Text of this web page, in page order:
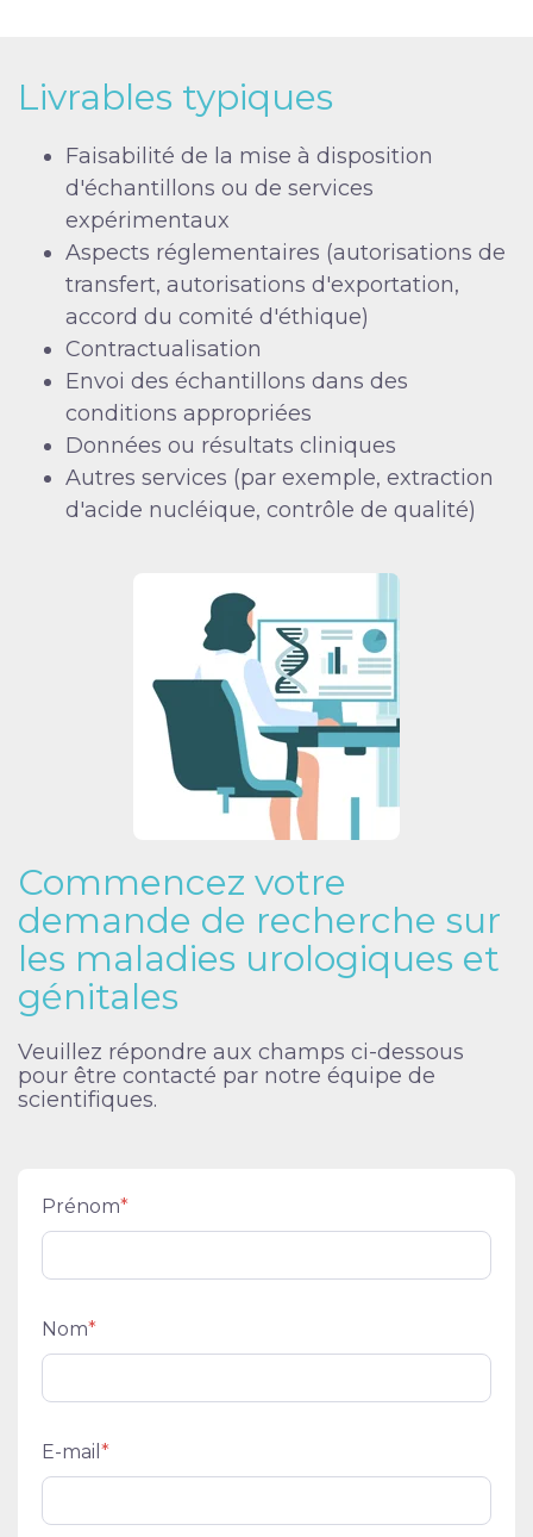
Livrables typiques
Faisabilité de la mise à disposition
d'échantillons ou de services
expérimentaux
Aspects réglementaires (autorisations de
transfert, autorisations d'exportation,
accord du comité d'éthique)
Contractualisation
Envoi des échantillons dans des
conditions appropriées
Données ou résultats cliniques
Autres services (par exemple, extraction
d'acide nucléique, contrôle de qualité)
Commencez votre
demande de recherche sur
les maladies urologiques et
génitales
Veuillez répondre aux champs ci-dessous
pour être contacté par notre équipe de
scientifiques.
Prénom*
Nom*
E-mail *